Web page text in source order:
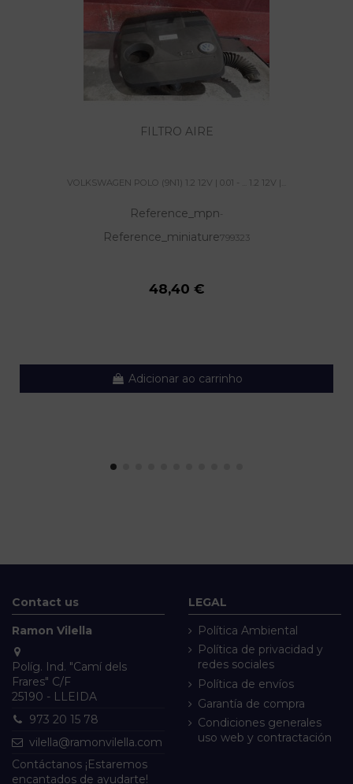
FILTRO AIRE
VOLKSWAGEN POLO (9N1) 1.2 12V | 0.01 - ... 1.2 12V |...
Reference_mpn-
Reference_miniature799323
48,40 €
Adicionar ao carrinho
Contact us
Ramon Vilella
Políg. Ind. "Camí dels
Frares" C/F
25190 - LLEIDA
973 20 15 78
vilella@ramonvilella.com
Contáctanos ¡Estaremos
encantados de ayudarte!
LEGAL
Política Ambiental
Política de privacidad y
redes sociales
Política de envíos
Garantía de compra
Condiciones generales
uso web y contractación